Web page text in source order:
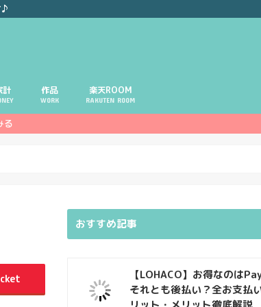
計
活
作品
WORK
楽天ROOM
RAKUTEN ROOM
る
おすすめ記事
【LOHACO】お得なのは
それとも後払い？全お支払